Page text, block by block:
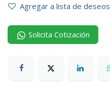
Agregar a lista de deseos
Solicita Cotización